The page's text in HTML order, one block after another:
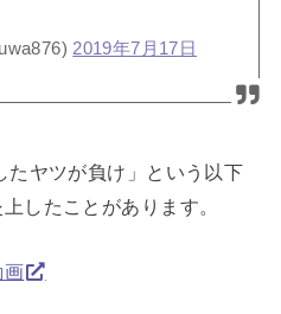
2019年7月17日
ヤツが負け」という以下
したことがあります。
画